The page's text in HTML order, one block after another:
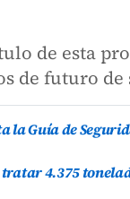
de esta
de futuro de
la Guía de
4.375